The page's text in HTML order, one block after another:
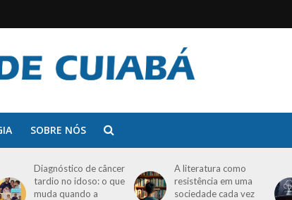
SOBRE NÓS
Diagnóstico de câncer
tardio no idoso: o que
muda quando a
A literatura como
resistência em uma
sociedade cada vez